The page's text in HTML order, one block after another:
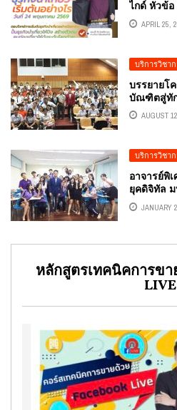
ไกด์ หัวข้อ
ตนคนท่อง
TIKTOK
ตลาดออน
APRIL 25,
บริการวิชา
บรรยายโ
บัณฑิตสู่ทั
จัดการ มห
AUGUST
บริการวิชา
อาจารย์พิ
ยุคดิจิทัล
คณะบริหา
JANUARY
หลักสูตรเทคนิคการขา
LIVE